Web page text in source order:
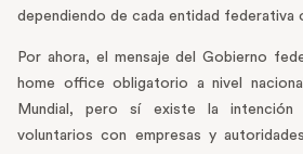
dependiendo de cada entidad federativa
Por ahora, el mensaje del Gobierno
home office obligatorio a nivel
Mundial, pero sí existe la intención
voluntarios con empresas y